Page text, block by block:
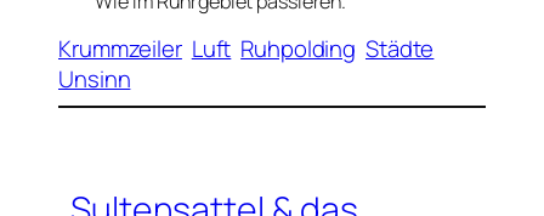
Krummzeiler Luft Ruhpolding Städte
Unsinn